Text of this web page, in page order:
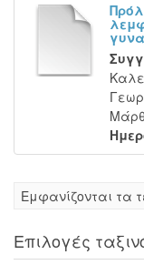
Eμφανίζονται τα
Επιλογές